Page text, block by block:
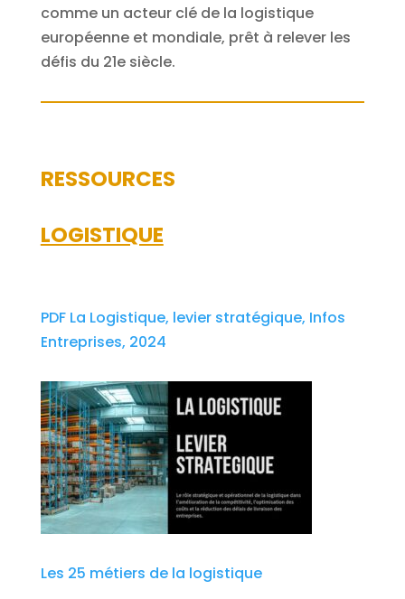
comme un acteur clé de la logistique
européenne et mondiale, prêt à relever les
défis du 21e siècle.
RESSOURCES
LOGISTIQUE
PDF La Logistique, levier stratégique, Infos
Entreprises, 2024
Les 25 métiers de la logistique